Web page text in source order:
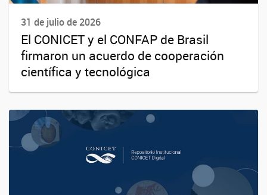
31 de julio de 2026
El CONICET y el CONFAP de Brasil
firmaron un acuerdo de cooperación
científica y tecnológica